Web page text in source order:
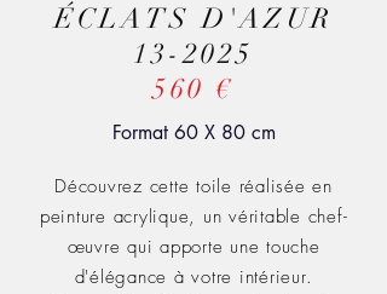
ÉCLATS D'AZUR
13-2025
560 €
Format 60 X 80 cm
Découvrez cette toile réalisée en
peinture acrylique, un véritable chef-
œuvre qui apporte une touche
d'élégance à votre intérieur.